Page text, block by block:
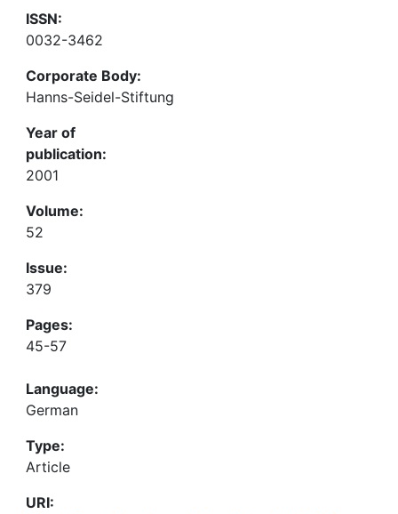
ISSN:
0032-3462
Corporate Body:
Hanns-Seidel-Stiftung
Year of
publication:
2001
Volume:
52
Issue:
379
Pages:
45-57
Language:
German
Type:
Article
URI: